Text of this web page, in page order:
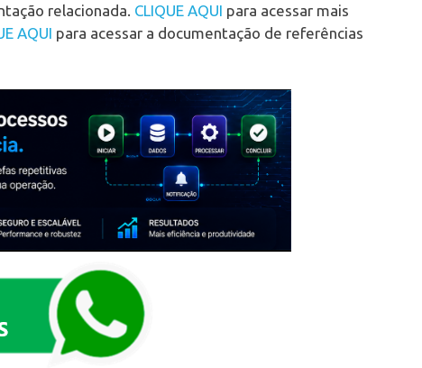
relacionada. CLIQUE AQUI para acessar mais
AQUI para acessar a documentação de referências